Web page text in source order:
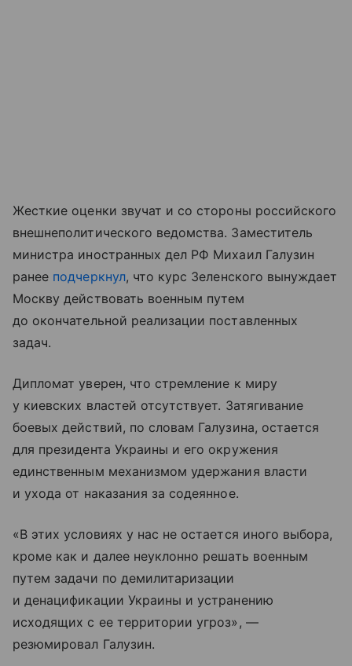
Жесткие оценки звучат и со стороны российского
внешнеполитического ведомства. Заместитель
министра иностранных дел РФ Михаил Галузин
ранее подчеркнул, что курс Зеленского вынуждает
Москву действовать военным путем
до окончательной реализации поставленных
задач.
Дипломат уверен, что стремление к миру
у киевских властей отсутствует. Затягивание
боевых действий, по словам Галузина, остается
для президента Украины и его окружения
единственным механизмом удержания власти
и ухода от наказания за содеянное.
«В этих условиях у нас не остается иного выбора,
кроме как и далее неуклонно решать военным
путем задачи по демилитаризации
и денацификации Украины и устранению
исходящих с ее территории угроз», —
резюмировал Галузин.